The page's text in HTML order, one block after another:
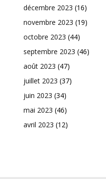
décembre 2023 (16)
novembre 2023 (19)
octobre 2023 (44)
septembre 2023 (46)
août 2023 (47)
juillet 2023 (37)
juin 2023 (34)
mai 2023 (46)
avril 2023 (12)